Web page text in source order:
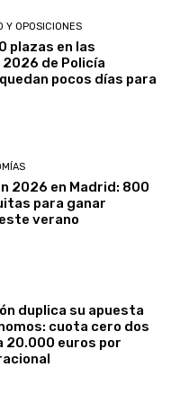
Y OPOSICIONES
plazas en las
de Policía
pocos días para
2026 en Madrid: 800
para ganar
verano
duplica su apuesta
cuota cero dos
20.000 euros por